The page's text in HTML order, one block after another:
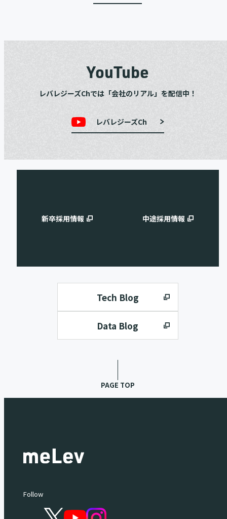
YouTube
レバレジーズChでは「会社のリアル」を配信中！
レバレジーズCh
新卒採用情報 中途採用情報
Tech Blog
Data Blog
PAGE TOP
Follow